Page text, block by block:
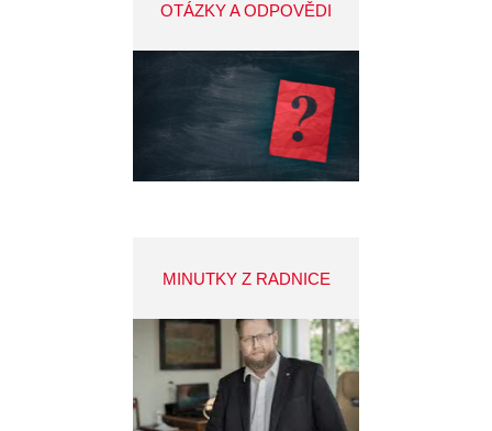
OTÁZKY A ODPOVĚDI
MINUTKY Z RADNICE